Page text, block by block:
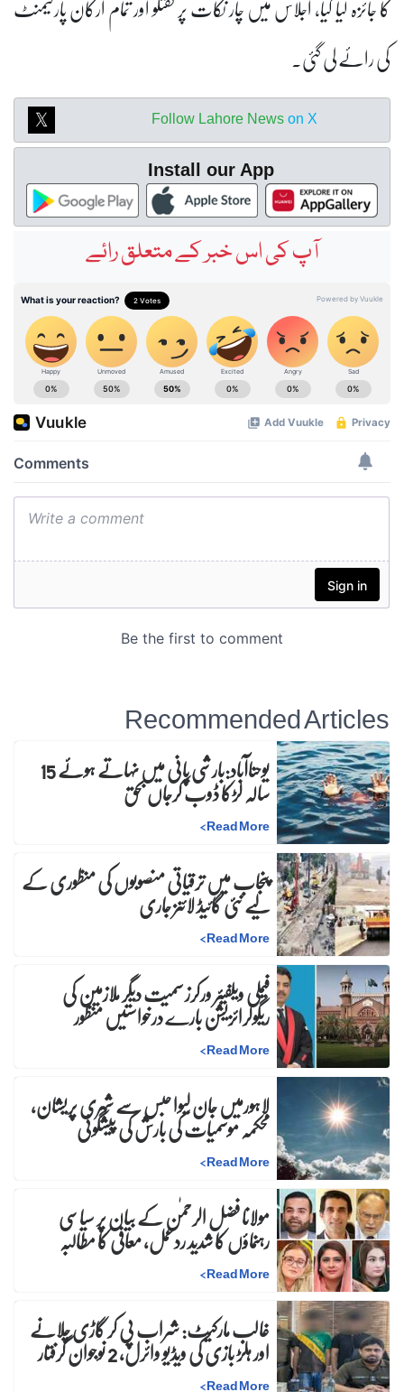
کی رائے لی گئی۔
Follow Lahore News on X
Install our App
آپ کی اس خبر کے متعلق رائے
Recommended Articles
یوحناآباد:بارشی پانی میں نہاتے ہوئے 15 سالہ لڑکا ڈوب کرجاں بحق
Read More
>
پنجاب میں ترقیاتی منصوبوں کی منظوری کے
لیے نئی گائیڈ لائنز جاری
Read More
>
فیملی ویلفیئر ورکرز سمیت دیگر ملازمین کی
ریگولرائزیشن بارے درخواستیں منظور
Read More
>
لاہورمیں جان لیوا حبس سے شہری پریشان،
محکمہ موسمیات کی بارش کی پیشگوئی
Read More
>
مولانا فضل الرحمٰن کے بیان پر سیاسی
رہنماؤں کا شدید ردعمل، معافی کا مطالبہ
Read More
>
غالب مارکیٹ: شراب پی کر گاڑی چلانے
اور ہلڑ بازی کی ویڈیو وائرل، 2 نوجوان گرفتار
Read More
>